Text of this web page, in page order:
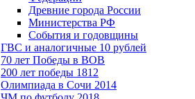
Древние города России
Министерства РФ
События и годовщины
ГВС и аналогичные 10 рублей
70 лет Победы в ВОВ
200 лет победы 1812
Олимпиада в Сочи 2014